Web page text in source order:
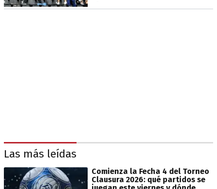
Las más leídas
Comienza la Fecha 4 del Torneo
Clausura 2026: qué partidos se